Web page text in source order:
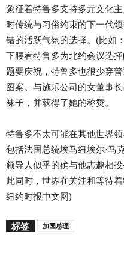
象征着特鲁多支持多元文化
时传统与习俗约束的下一代
错的活跃气氛的选择。(比如
下腰看特鲁多为北约会议选
题要庆祝，特鲁多也很少穿
图案。与施乐公司的女董事
袜子，并获得了她的称赞。
特鲁多不太可能在其他世界
包括法国总统埃马纽埃尔·马
领导人似乎的确与他志趣相
此同时，世界在关注和等待
纽约时报中文网)
标签 加国总理